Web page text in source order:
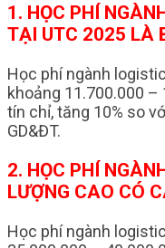
1. HỌC PHÍ
TẠI UTC 2025 LÀ
Học phí ngành
khoảng 11.700.000
tín chỉ, tăng 10% so
GD&ĐT.
2. HỌC PHÍ
LƯỢNG CAO CÓ
Học phí ngành